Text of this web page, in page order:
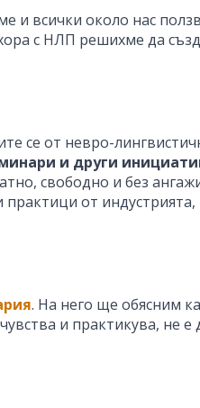
всички около нас
с НЛП решихме да
се от невро-
и други
свободно и без
от индустрията,
. На него ще обясним
и практикува, не е